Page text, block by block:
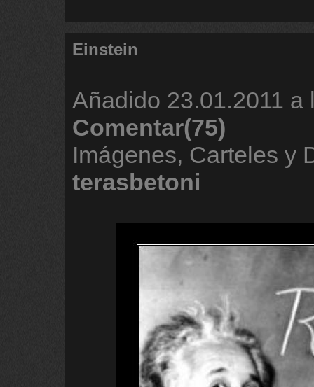
Einstein
Añadido 23.01.2011 a
Comentar(75)
Imágenes, Carteles y
terasbetoni